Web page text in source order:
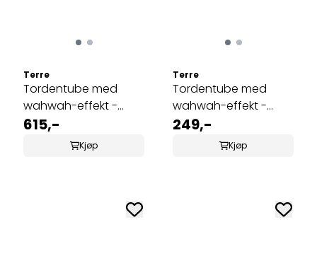
Terre
Tordentube med
wahwah-effekt -
Large
615,-
Kjøp
Terre
Tordentube med
wahwah-effekt -
Small
249,-
Kjøp